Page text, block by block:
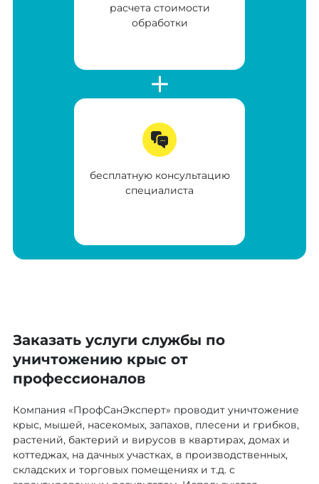
расчета стоимости
обработки
бесплатную консультацию
специалиста
Заказать услуги службы по
уничтожению крыс от
профессионалов
Компания «ПрофСанЭксперт» проводит уничтожение
крыс, мышей, насекомых, запахов, плесени и грибков,
растений, бактерий и вирусов в квартирах, домах и
коттеджах, на дачных участках, в производственных,
складских и торговых помещениях и т.д. с